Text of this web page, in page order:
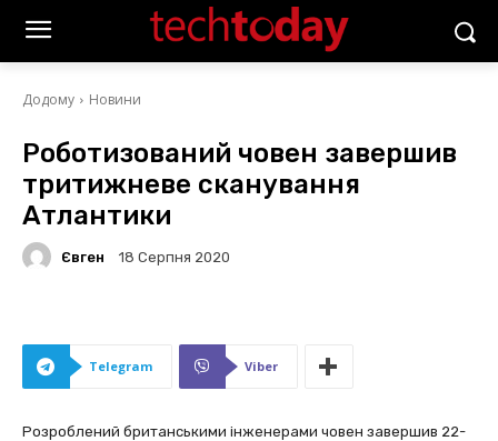
Додому Новини
Роботизований човен завершив
тритижневе сканування
Атлантики
Євген 18 Серпня 2020
Telegram Viber
Розроблений британськими інженерами човен завершив 22-